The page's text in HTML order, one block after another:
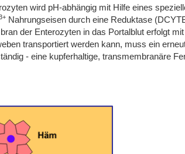
wird pH-abhängig mit Hilfe eines
Nahrungseisen durch eine Reduktase
der Enterozyten in das Portalblut erfolgt
transportiert werden kann, muss ein
- eine kupferhaltige, transmembranäre